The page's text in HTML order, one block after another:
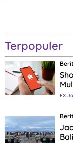
Terpopuler
FX